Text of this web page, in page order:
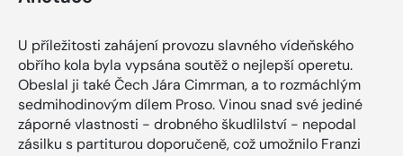
U příležitosti zahájení provozu slavného vídeňského
obřího kola byla vypsána soutěž o nejlepší operetu.
Obeslal ji také Čech Jára Cimrman, a to rozmáchlým
sedmihodinovým dílem Proso. Vinou snad své jediné
záporné vlastnosti - drobného škudlilství - nepodal
zásilku s partiturou doporučeně, což umožnilo Franzi